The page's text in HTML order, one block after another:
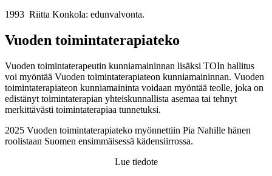
1993 Riitta Konkola: edunvalvonta.
Vuoden toimintaterapiateko
Vuoden toimintaterapeutin kunniamaininnan lisäksi TOIn hallitus
voi myöntää Vuoden toimintaterapiateon kunniamaininnan. Vuoden
toimintaterapiateon kunniamaininta voidaan myöntää teolle, joka on
edistänyt toimintaterapian yhteiskunnallista asemaa tai tehnyt
merkittävästi toimintaterapiaa tunnetuksi.
2025 Vuoden toimintaterapiateko myönnettiin Pia Nahille hänen
roolistaan Suomen ensimmäisessä kädensiirrossa.
Lue tiedote